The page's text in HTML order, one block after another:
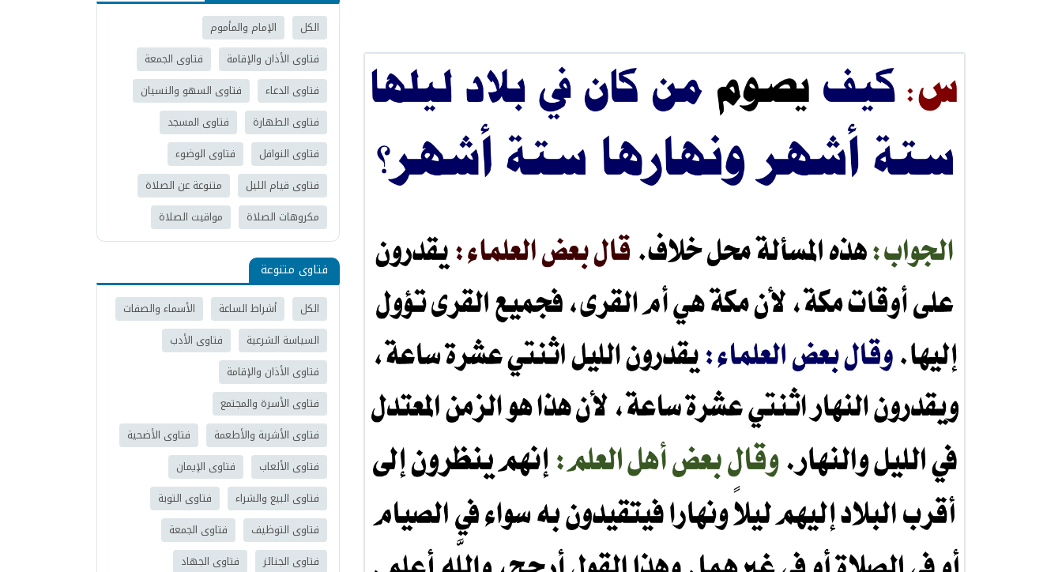
الكل
الإمام والمأموم
فتاوى الأذان والإقامة
فتاوى الجمعة
فتاوى الدعاء
فتاوى السهو والنسيان
فتاوى الطهارة
فتاوى المسجد
فتاوى النوافل
فتاوى الوضوء
فتاوى قيام الليل
متنوعة عن الصلاة
مكروهات الصلاة
مواقيت الصلاة
فتاوى متنوعة
الكل أشراط الساعة
الأسماء والصفات
السياسة الشرعية
فتاوى الأدب
فتاوى الأذان والإقامة
فتاوى الأسرة والمجتمع
فتاوى الأشربة والأطعمة
فتاوى الأضحية
فتاوى الألعاب
فتاوى الإيمان
فتاوى البيع والشراء
فتاوى التوبة
فتاوى التوظيف
فتاوى الجمعة
فتاوى الجنائز
فتاوى الجهاد